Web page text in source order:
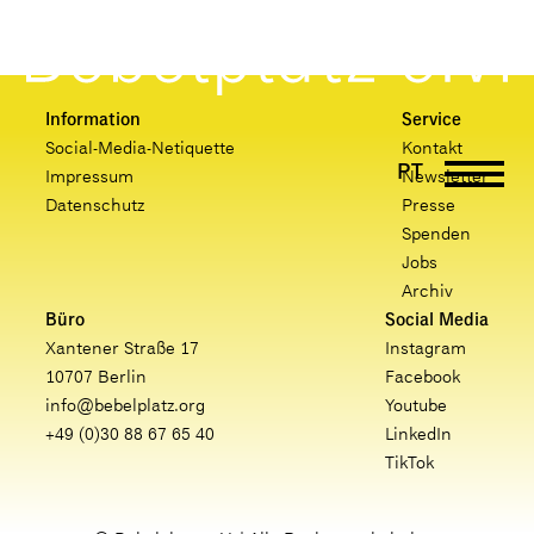
DE
EN
PT
UK
FR
Information
Social-Media-Netiquette
Impressum
Datenschutz
Service
Kontakt
Newsletter
Presse
Spenden
Jobs
Archiv
Büro
Xantener Straße 17
10707 Berlin
info@bebelplatz.org
+49 (0)30 88 67 65 40
Social Media
Instagram
Facebook
Youtube
LinkedIn
TikTok